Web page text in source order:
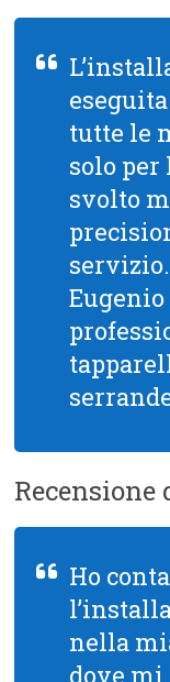
tutte le
solo
svolto
Ho
nella
dove mi